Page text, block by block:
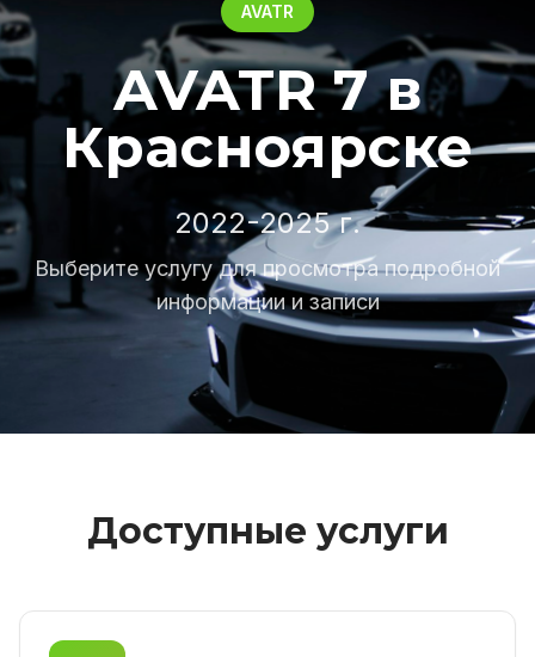
AVATR
AVATR 7 в
Красноярске
2022-2025 г.
Выберите услугу для просмотра подробной
информации и записи
Доступные услуги